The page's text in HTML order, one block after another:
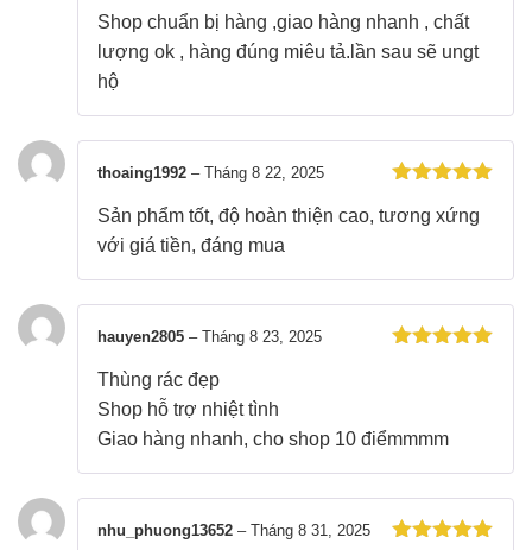
hạng55
sao
Shop chuẩn bị hàng ,giao hàng nhanh , chất
lượng ok , hàng đúng miêu tả.lần sau sẽ ungt
hộ
hạng55
thoaing1992 – Tháng 8 22, 2025
Sản phẩm tốt, độ hoàn thiện cao, tương xứng
với giá tiền, đáng mua
hauyen2805 – Tháng 8 23, 2025
Thùng rác đẹp
Shop hỗ trợ nhiệt tình
Giao hàng nhanh, cho shop 10 điểmmmm
nhu_phuong13652 – Tháng 8 31, 2025